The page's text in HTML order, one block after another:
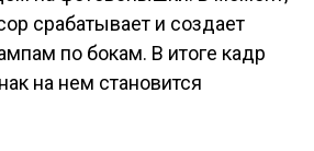
срабатывает и создает
по бокам. В итоге кадр
на нем становится